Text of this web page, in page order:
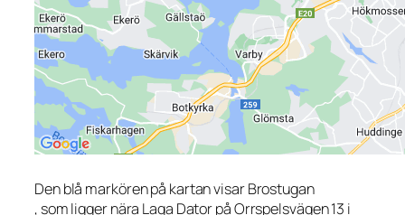
Den blå markören på kartan visar Brostugan
, som ligger nära Laga Dator på Orrspelsvägen 13 i